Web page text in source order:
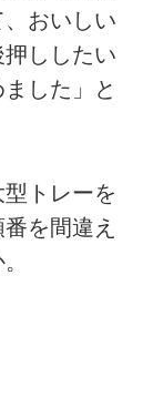
おいしい
ししたい
した」と
トレーを
を間違え